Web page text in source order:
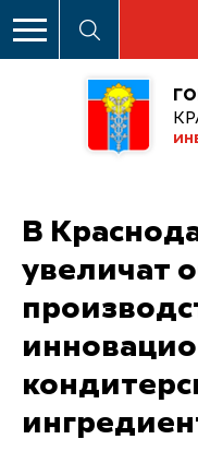
В
увеличат